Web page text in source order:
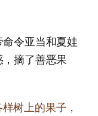
令亚当和夏娃
摘了善恶果
树上的果子，